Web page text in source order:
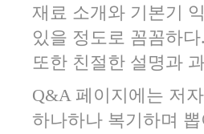
재료 소개와 기본기
있을 정도로 꼼꼼하
또한 친절한 설명과
Q&A 페이지에는 저
하나하나 복기하며